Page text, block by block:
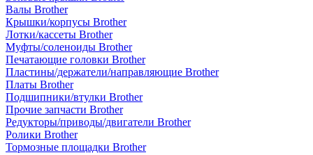
Валы Brother
Крышки/корпусы Brother
Лотки/кассеты Brother
Муфты/соленоиды Brother
Печатающие головки Brother
Пластины/держатели/направляющие Brother
Платы Brother
Подшипники/втулки Brother
Прочие запчасти Brother
Редукторы/приводы/двигатели Brother
Ролики Brother
Тормозные площадки Brother